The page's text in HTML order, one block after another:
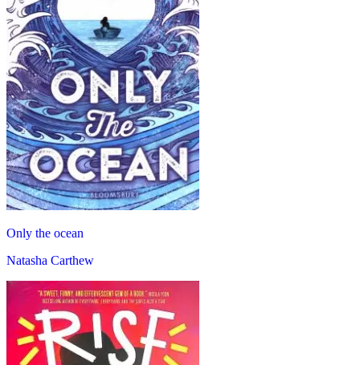
Only the ocean
Natasha Carthew